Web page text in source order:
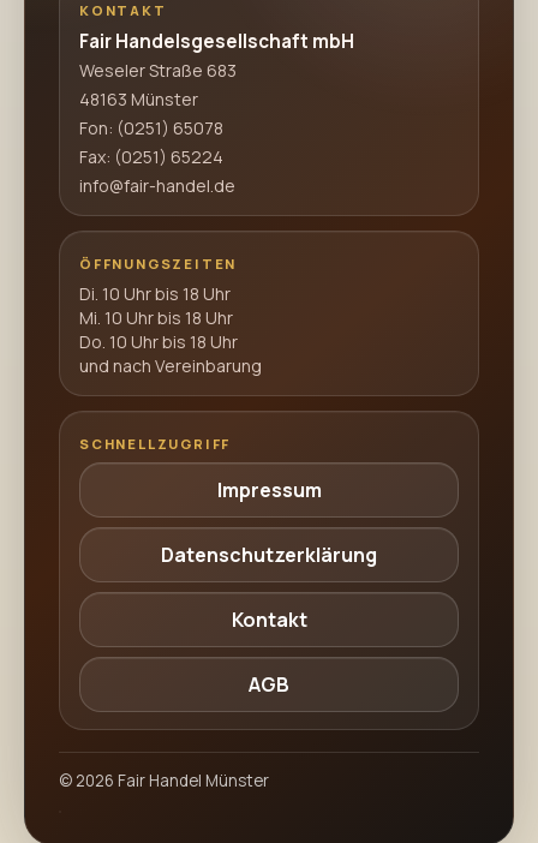
KONTAKT
Fair Handelsgesellschaft mbH
Weseler Straße 683
48163 Münster
Fon: (0251) 65078
Fax: (0251) 65224
info@fair-handel.de
ÖFFNUNGSZEITEN
Di. 10 Uhr bis 18 Uhr
Mi. 10 Uhr bis 18 Uhr
Do. 10 Uhr bis 18 Uhr
und nach Vereinbarung
SCHNELLZUGRIFF
Impressum
Datenschutzerklärung
Kontakt
AGB
© 2026 Fair Handel Münster